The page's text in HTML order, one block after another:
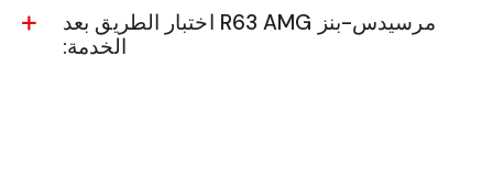
مرسيدس-بنز R63 AMG اختبار الطريق بعد
الخدمة: